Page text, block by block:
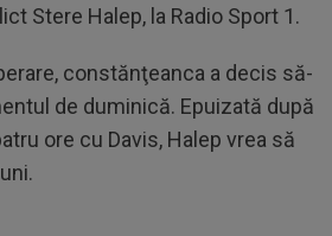
Stere Halep, la Radio Sport 1.
constănţeanca a decis să-
de duminică. Epuizată după
ore cu Davis, Halep vrea să